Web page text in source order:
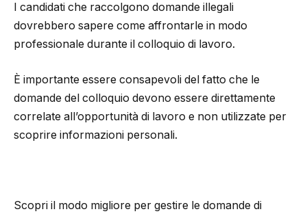
I candidati che raccolgono domande illegali
dovrebbero sapere come affrontarle in modo
professionale durante il colloquio di lavoro.
È importante essere consapevoli del fatto che le
domande del colloquio devono essere direttamente
correlate all’opportunità di lavoro e non utilizzate per
scoprire informazioni personali.
Scopri il modo migliore per gestire le domande di